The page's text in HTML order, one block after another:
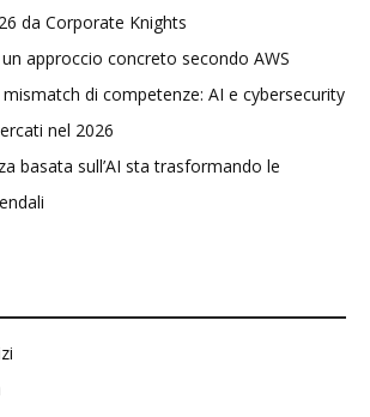
da Corporate Knights
un approccio concreto secondo AWS
di competenze: AI e cybersecurity
nel 2026
basata sull’AI sta trasformando le